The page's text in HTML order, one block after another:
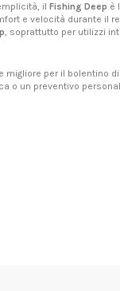
il Fishing Deep è
e velocità durante il
, soprattutto per utilizzi
migliore per il bolentino
o un preventivo